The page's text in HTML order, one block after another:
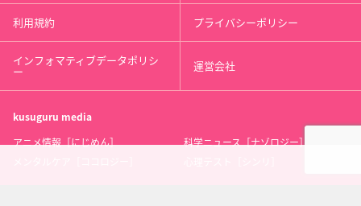
利用規約 プライバシーポリシー
インフォマティブデータポリシ
ー 運営会社
kusuguru media
アニメ情報［にじめん］
科学ニュース［ナゾロジー］